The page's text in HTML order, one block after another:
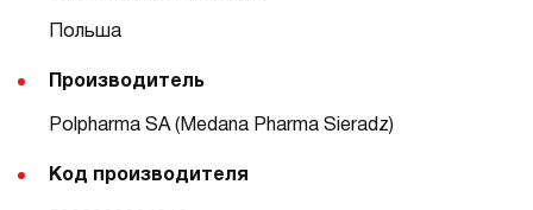
Польша
Производитель
Polpharma SA (Medana Pharma Sieradz)
Код производителя